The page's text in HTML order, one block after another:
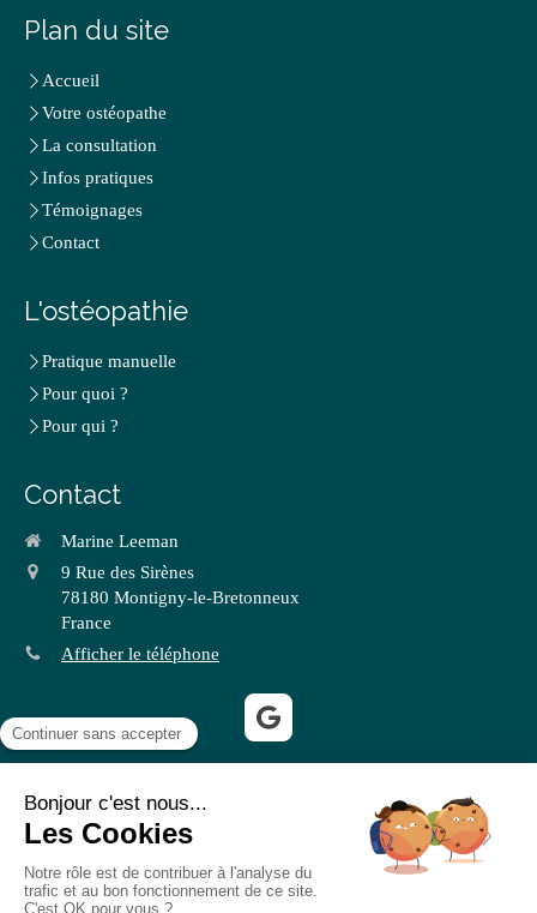
Plan du site
Accueil
Votre ostéopathe
La consultation
Infos pratiques
Témoignages
Contact
L'ostéopathie
Pratique manuelle
Pour quoi ?
Pour qui ?
Contact
Marine Leeman
9 Rue des Sirènes
78180 Montigny-le-Bretonneux
France
Afficher le téléphone
©2020 Marine Leeman - Ostéopathe Antony
Plan du site